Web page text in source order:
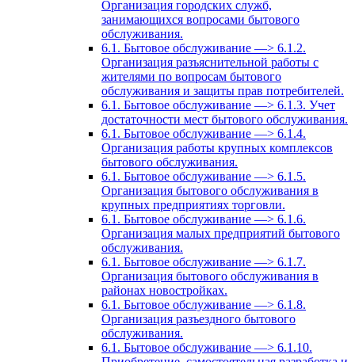
Организация городских служб,
занимающихся вопросами бытового
обслуживания.
6.1. Бытовое обслуживание —> 6.1.2.
Организация разъяснительной работы с
жителями по вопросам бытового
обслуживания и защиты прав потребителей.
6.1. Бытовое обслуживание —> 6.1.3. Учет
достаточности мест бытового обслуживания.
6.1. Бытовое обслуживание —> 6.1.4.
Организация работы крупных комплексов
бытового обслуживания.
6.1. Бытовое обслуживание —> 6.1.5.
Организация бытового обслуживания в
крупных предприятиях торговли.
6.1. Бытовое обслуживание —> 6.1.6.
Организация малых предприятий бытового
обслуживания.
6.1. Бытовое обслуживание —> 6.1.7.
Организация бытового обслуживания в
районах новостройках.
6.1. Бытовое обслуживание —> 6.1.8.
Организация разъездного бытового
обслуживания.
6.1. Бытовое обслуживание —> 6.1.10.